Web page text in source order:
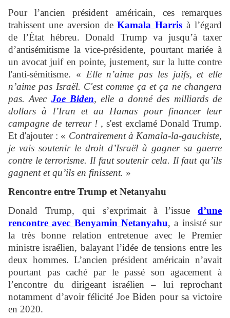
Pour l’ancien président américain, ces remarques
trahissent une aversion deKamala Harris à l’égard
de l’État hébreu. Donald Trump va jusqu’à taxer
d’antisémitisme la vice-présidente, pourtant mariée à
un avocat juif en pointe, justement, sur la lutte contre
l'anti-sémitisme. « Elle n’aime pas les juifs, et elle
n’aime pas Israël. C'est comme ça et ça ne changera
pas. Avec Joe Biden, elle a donné des milliards de
dollars à l’Iran et au Hamas pour financer leur
campagne de terreur ! , s'est exclamé Donald Trump.
Et d'ajouter : « Contrairement à Kamala-la-gauchiste,
je vais soutenir le droit d’Israël à gagner sa guerre
contre le terrorisme. Il faut soutenir cela. Il faut qu’ils
gagnent et qu’ils en finissent. »
Rencontre entre Trump et Netanyahu
Donald Trump, qui s’exprimait à l’issue d’une
rencontre avec Benyamin Netanyahu, a insisté sur
la très bonne relation entretenue avec le Premier
ministre israélien, balayant l’idée de tensions entre les
deux hommes. L’ancien président américain n’avait
pourtant pas caché par le passé son agacement à
l’encontre du dirigeant israélien – lui reprochant
notamment d’avoir félicité Joe Biden pour sa victoire
en 2020.